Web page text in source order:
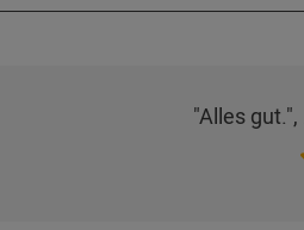
"Alles gut.",